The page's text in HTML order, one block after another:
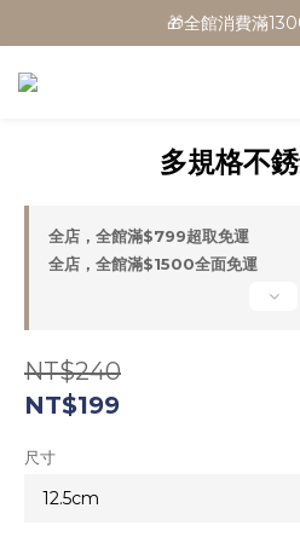
🎁全館消費滿
🎁全館消費滿
🎉新會員首購/
🎁全館消費滿
多規格不
全店，全館滿$799超取免運
全店，全館滿$1500全面免運
NT$240
NT$199
尺寸